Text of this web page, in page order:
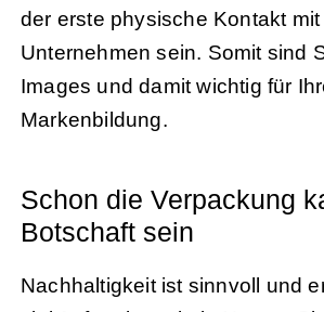
der erste physische Kontakt mit
Unternehmen sein. Somit sind
Images und damit wichtig für
Markenbildung.
Schon die Verpackung
Botschaft sein
Nachhaltigkeit ist sinnvoll und